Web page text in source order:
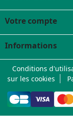
Votre compte
Informations
Conditions
sur les cookies